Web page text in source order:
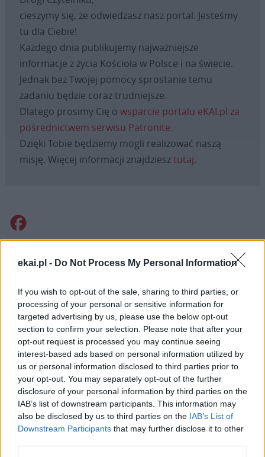
ekai.pl - Do Not Process My Personal Information
If you wish to opt-out of the sale, sharing to third parties, or
processing of your personal or sensitive information for
targeted advertising by us, please use the below opt-out
section to confirm your selection. Please note that after your
opt-out request is processed you may continue seeing
interest-based ads based on personal information utilized by
us or personal information disclosed to third parties prior to
your opt-out. You may separately opt-out of the further
disclosure of your personal information by third parties on the
IAB’s list of downstream participants. This information may
also be disclosed by us to third parties on the IAB’s List of
Downstream Participants that may further disclose it to other
cieszymy się, że odwiedzasz nasz portal. Jesteśmy
tu dla Ciebie!
Każdego dnia publikujemy najważniejsze
informacje z życia Kościoła w Polsce i na świecie.
Jednak bez Twojej pomocy sprostanie temu
zadaniu będzie coraz trudniejsze.
Dlatego prosimy Cię o wsparcie portalu eKAI.pl za
pośrednictwem serwisu Patronite.
Dzięki Tobie będziemy mogli realizować naszą
misję. Więcej informacji znajdziesztutaj.
Wersja do druku
Tagi: BP ANDRZEJ CZAJA JASNA GÓRA
Najnowsze
07 sierpnia 2026 | 18:10
Od 10 sierpnia zapisy na liturgie pod przewodnictwem papieża